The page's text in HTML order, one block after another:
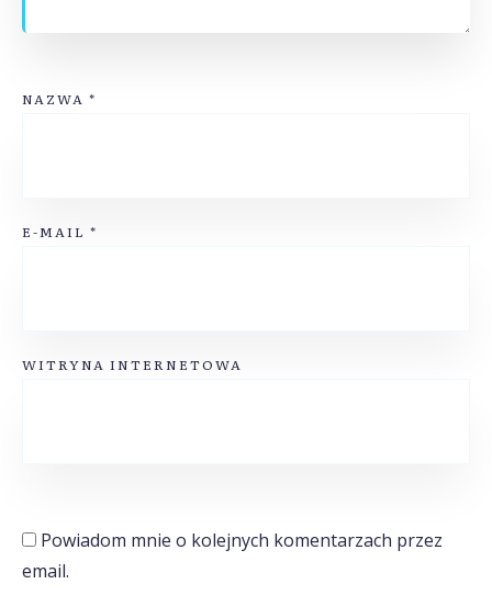
NAZWA *
E-MAIL *
WITRYNA INTERNETOWA
Powiadom mnie o kolejnych komentarzach przez
email.